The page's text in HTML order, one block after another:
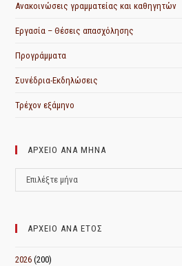
Ανακοινώσεις γραμματείας και καθηγητών
Εργασία – Θέσεις απασχόλησης
Προγράμματα
Συνέδρια-Εκδηλώσεις
Τρέχον εξάμηνο
ΑΡΧΕΙΟ ΑΝΑ ΜΗΝΑ
ΑΡΧΕΙΟ
ΑΝΑ
Επιλέξτε μήνα
ΑΡΧΕΙΟ ΑΝΑ ΕΤΟΣ
2026 (200)